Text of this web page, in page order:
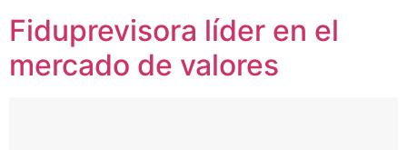
Fiduprevisora líder en el
mercado de valores